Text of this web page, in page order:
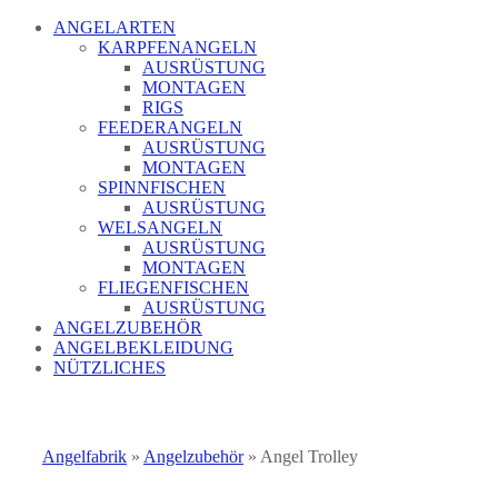
ANGELARTEN
KARPFENANGELN
AUSRÜSTUNG
MONTAGEN
RIGS
FEEDERANGELN
AUSRÜSTUNG
MONTAGEN
SPINNFISCHEN
AUSRÜSTUNG
WELSANGELN
AUSRÜSTUNG
MONTAGEN
FLIEGENFISCHEN
AUSRÜSTUNG
ANGELZUBEHÖR
ANGELBEKLEIDUNG
NÜTZLICHES
Angelfabrik » Angelzubehör» Angel Trolley